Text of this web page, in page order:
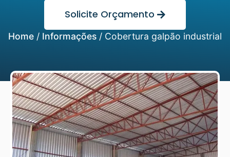
Solicite Orçamento
Home / Informações / Cobertura galpão industrial